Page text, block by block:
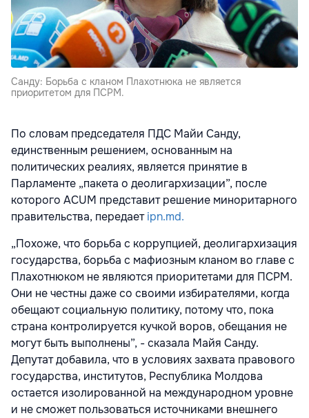
Санду: Борьба с кланом Плахотнюка не является
приоритетом для ПСРМ.
По словам председателя ПДС Майи Санду,
единственным решением, основанным на
политических реалиях, является принятие в
Парламенте „пакетa о деолигархизации”, после
которого ACUM представит решение миноритарного
правительства, передаетipn.md.
„Похоже, что борьба с коррупцией, деолигархизация
государства, борьба с мафиозным кланом во главе с
Плахотнюком не являются приоритетами для ПСРМ.
Они не честны даже со своими избирателями, когда
обещают социальную политику, потому что, пока
страна контролируется кучкой воров, обещания не
могут быть выполнены”, - сказала Майя Санду.
Депутат добавила, что в условиях захвата правового
государства, институтов, Республика Молдова
остается изолированной на международном уровне
и не сможет пользоваться источниками внешнего